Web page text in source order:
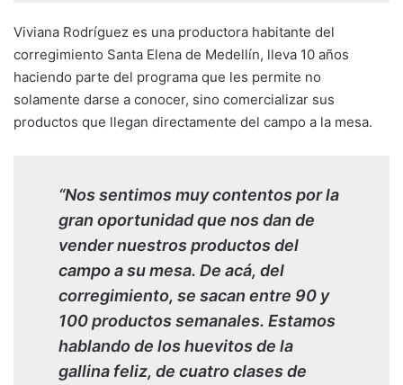
Viviana Rodríguez es una productora habitante del
corregimiento Santa Elena de Medellín, lleva 10 años
haciendo parte del programa que les permite no
solamente darse a conocer, sino comercializar sus
productos que llegan directamente del campo a la mesa.
“Nos sentimos muy contentos por la
gran oportunidad que nos dan de
vender nuestros productos del
campo a su mesa. De acá, del
corregimiento, se sacan entre 90 y
100 productos semanales. Estamos
hablando de los huevitos de la
gallina feliz, de cuatro clases de